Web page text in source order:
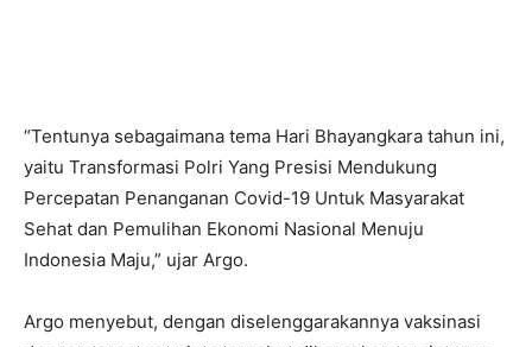
“Tentunya sebagaimana tema Hari Bhayangkara tahun ini,
yaitu Transformasi Polri Yang Presisi Mendukung
Percepatan Penanganan Covid-19 Untuk Masyarakat
Sehat dan Pemulihan Ekonomi Nasional Menuju
Indonesia Maju,” ujar Argo.
Argo menyebut, dengan diselenggarakannya vaksinasi